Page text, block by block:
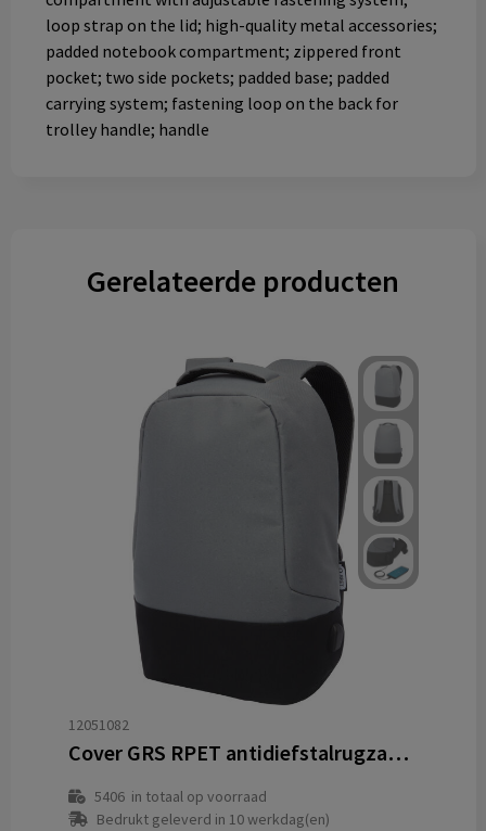
loop strap on the lid; high-quality metal accessories;
padded notebook compartment; zippered front
pocket; two side pockets; padded base; padded
carrying system; fastening loop on the back for
trolley handle; handle
Gerelateerde producten
12051082
Cover GRS RPET antidiefstalrugzak 18L
5406in totaal op voorraad
Bedrukt geleverd in 10 werkdag(en)